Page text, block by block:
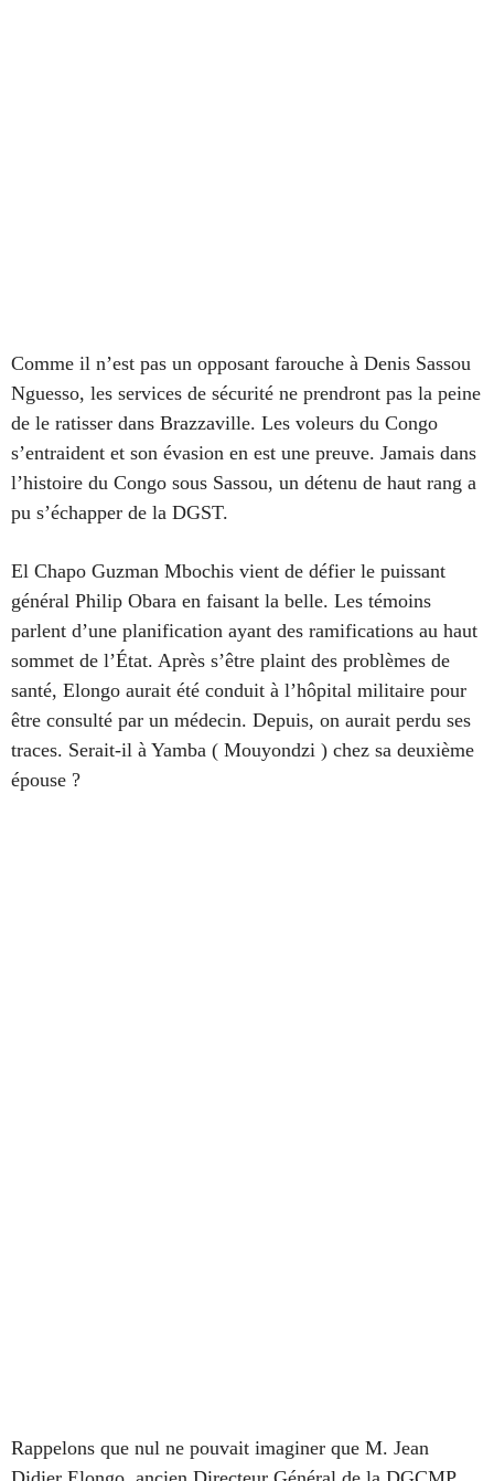
Comme il n’est pas un opposant farouche à Denis Sassou
Nguesso, les services de sécurité ne prendront pas la peine
de le ratisser dans Brazzaville. Les voleurs du Congo
s’entraident et son évasion en est une preuve. Jamais dans
l’histoire du Congo sous Sassou, un détenu de haut rang a
pu s’échapper de la DGST.
El Chapo Guzman Mbochis vient de défier le puissant
général Philip Obara en faisant la belle. Les témoins
parlent d’une planification ayant des ramifications au haut
sommet de l’État. Après s’être plaint des problèmes de
santé, Elongo aurait été conduit à l’hôpital militaire pour
être consulté par un médecin. Depuis, on aurait perdu ses
traces. Serait-il à Yamba ( Mouyondzi ) chez sa deuxième
épouse ?
Rappelons que nul ne pouvait imaginer que M. Jean